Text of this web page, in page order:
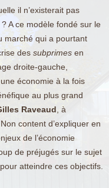
il n’existerait pas
A ce modèle fondé sur le
marché qui a pourtant
des subprimes en
droite-gauche,
économie à la fois
au plus grand
Raveaud , à
. Non content d’expliquer en
de l’économie
de préjugés sur le sujet
atteindre ces objectifs.